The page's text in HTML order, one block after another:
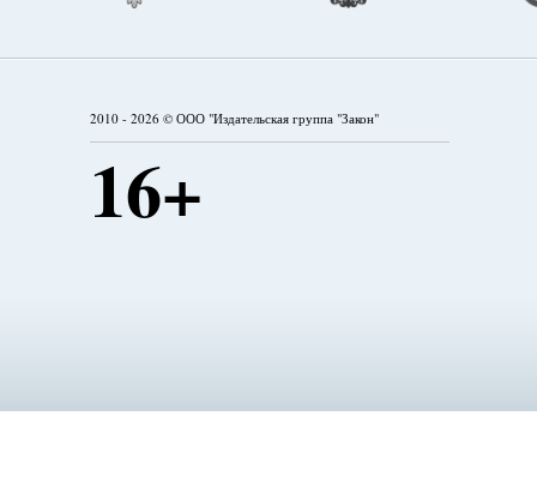
2010 - 2026 © ООО "Издательская группа "Закон"
16+